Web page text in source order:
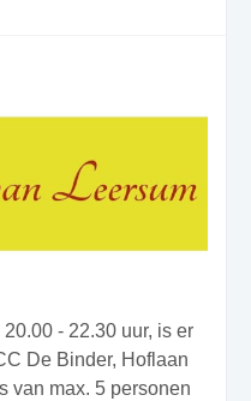
- 22.30 uur, is er
De Binder, Hoflaan
van max. 5 personen